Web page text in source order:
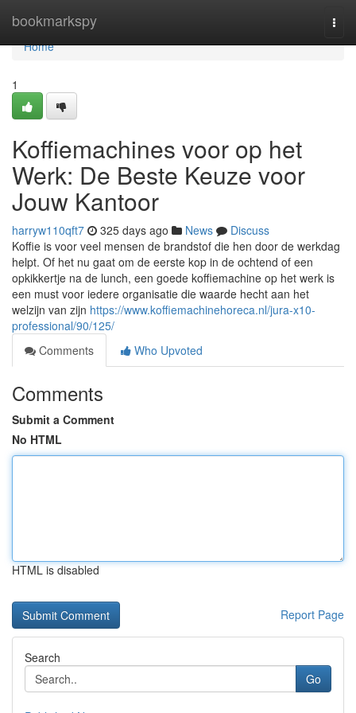
bookmarkspy
Home
Home
1
Koffiemachines voor op het
Werk: De Beste Keuze voor
Jouw Kantoor
harryw110qft7 325 days ago News
Discuss
Koffie is voor veel mensen de brandstof die hen door de werkdag
helpt. Of het nu gaat om de eerste kop in de ochtend of een
opkikkertje na de lunch, een goede koffiemachine op het werk is
een must voor iedere organisatie die waarde hecht aan het
welzijn van zijn https://www.koffiemachinehoreca.nl/jura-x10-
professional/90/125/
Comments
Who Upvoted
Comments
Submit a Comment
No HTML
HTML is disabled
Report Page
Search
Go